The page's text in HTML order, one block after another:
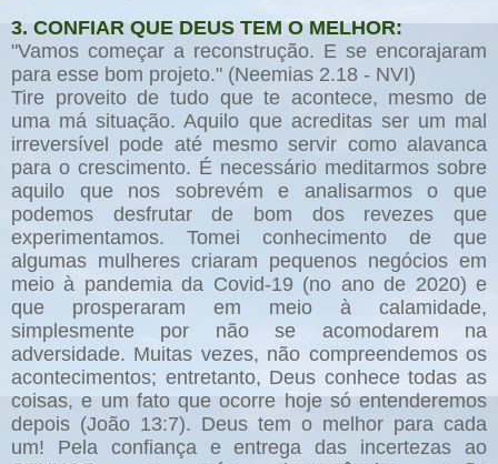
3. CONFIAR QUE DEUS TEM O MELHOR:
"Vamos começar a reconstrução. E se encorajaram
para esse bom projeto." (Neemias 2.18 - NVI)
Tire proveito de tudo que te acontece, mesmo de
uma má situação. Aquilo que acreditas ser um mal
irreversível pode até mesmo servir como alavanca
para o crescimento. É necessário meditarmos sobre
aquilo que nos sobrevém e analisarmos o que
podemos desfrutar de bom dos revezes que
experimentamos. Tomei conhecimento de que
algumas mulheres criaram pequenos negócios em
meio à pandemia da Covid-19 (no ano de 2020) e
que prosperaram em meio à calamidade,
simplesmente por não se acomodarem na
adversidade. Muitas vezes, não compreendemos os
acontecimentos; entretanto, Deus conhece todas as
coisas, e um fato que ocorre hoje só entenderemos
depois (João 13:7). Deus tem o melhor para cada
um! Pela confiança e entrega das incertezas ao